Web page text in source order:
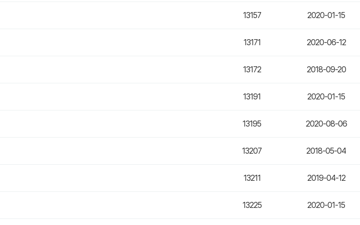
13157 2020-01-15
13171 2020-06-12
13172 2018-09-20
13191 2020-01-15
13195 2020-08-06
13207 2018-05-04
13211 2019-04-12
13225 2020-01-15